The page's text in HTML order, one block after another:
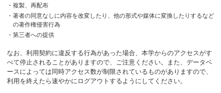
複製、再配布
著者の同意なしに内容を改変したり、他の形式や媒体に変換したりするなど
の著作権侵害行為
第三者への提供
なお、利用契約に違反する行為があった場合、本学からのアクセスがす
べて停止されることがありますので、ご注意ください。また、データベ
ースによっては同時アクセス数が制限されているものがありますので、
利用を終えたら速やかにログアウトするようにしてください。